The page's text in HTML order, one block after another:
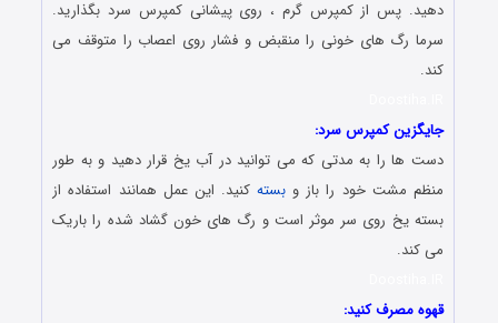
دهید. پس از کمپرس گرم ، روی پیشانی کمپرس سرد بگذارید.
سرما رگ های خونی را منقبض و فشار روی اعصاب را متوقف می
کند.
جایگزین کمپرس سرد:
دست ها را به مدتی که می توانید در آب یخ قرار دهید و به طور
منظم مشت خود را باز و بسته کنید. این عمل همانند استفاده از
بسته یخ روی سر موثر است و رگ های خون گشاد شده را باریک
می کند.
قهوه مصرف کنید: